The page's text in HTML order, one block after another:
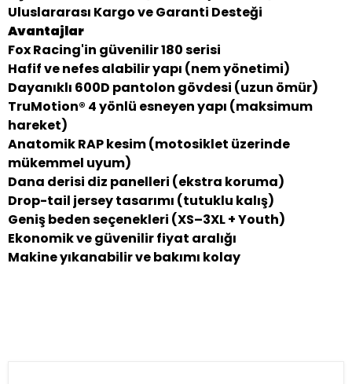
Uluslararası Kargo ve Garanti Desteği
Avantajlar
Fox Racing'in güvenilir 180 serisi
Hafif ve nefes alabilir yapı (nem yönetimi)
Dayanıklı 600D pantolon gövdesi (uzun ömür)
TruMotion® 4 yönlü esneyen yapı (maksimum
hareket)
Anatomik RAP kesim (motosiklet üzerinde
mükemmel uyum)
Dana derisi diz panelleri (ekstra koruma)
Drop-tail jersey tasarımı (tutuklu kalış)
Geniş beden seçenekleri (XS–3XL + Youth)
Ekonomik ve güvenilir fiyat aralığı
Makine yıkanabilir ve bakımı kolay